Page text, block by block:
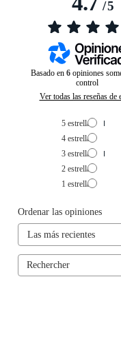
/5
Basado en 6 opiniones
control
Ver todas las reseñas de
5 estrellas
4 estrellas
3 estrellas
2 estrellas
1 estrella
Ordenar las opiniones